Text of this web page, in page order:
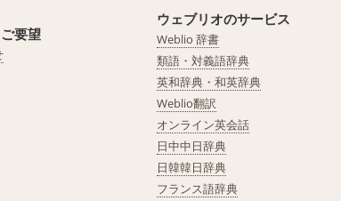
要望
ウェブリオのサービス
Weblio 辞書
類語・対義語辞典
英和辞典・和英辞典
Weblio翻訳
オンライン英会話
日中中日辞典
日韓韓日辞典
フランス語辞典